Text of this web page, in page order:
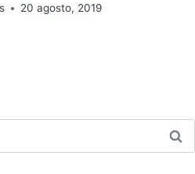
20 agosto, 2019